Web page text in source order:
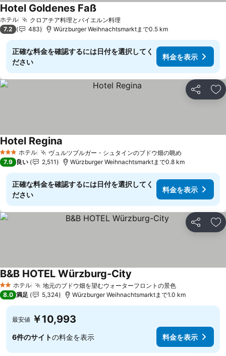
ホテル クロアチア料理とバイエルン料理
Hotel Goldenes Faß
7.2 483 Würzburger Weihnachtsmarktまで0.5 km
正確な料金を確認するには日付を選択してく
ださい
料金を表示
シェア お
3 ホテルのランク
ホテル ヴュルツブルガー・シュタインのブドウ畑の眺め
Hotel Regina
7.9 良い 2,511 Würzburger Weihnachtsmarktまで0.8 km
正確な料金を確認するには日付を選択してく
ださい
料金を表示
シェア お
2 ホテルのランク
ホテル 地元のブドウ畑を望むウォーターフロントの景色
B&B HOTEL Würzburg-City
8.0 満足 5,324 Würzburger Weihnachtsmarktまで1.0 km
最安値 ￥10,993
6件のサイトの料金を表示 料金を表示